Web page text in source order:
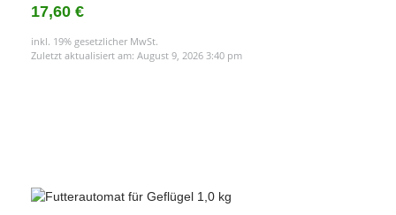
17,60 €
inkl. 19% gesetzlicher MwSt.
Zuletzt aktualisiert am: August 9, 2026 3:40 pm